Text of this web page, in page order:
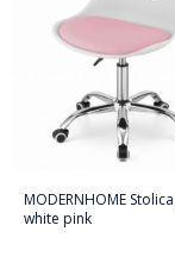
MODERNHOME
white pink